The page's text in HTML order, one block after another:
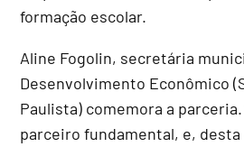
formação escolar.
Aline Fogolin, secretária
Desenvolvimento Econômico
Paulista) comemora a parceria.
parceiro fundamental, e,